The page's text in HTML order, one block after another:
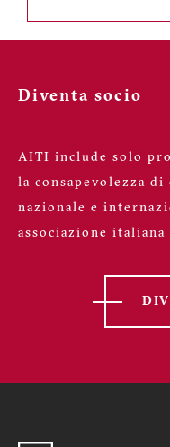
Diventa socio
AITI include solo
la consapevolezza
nazionale e
associazione